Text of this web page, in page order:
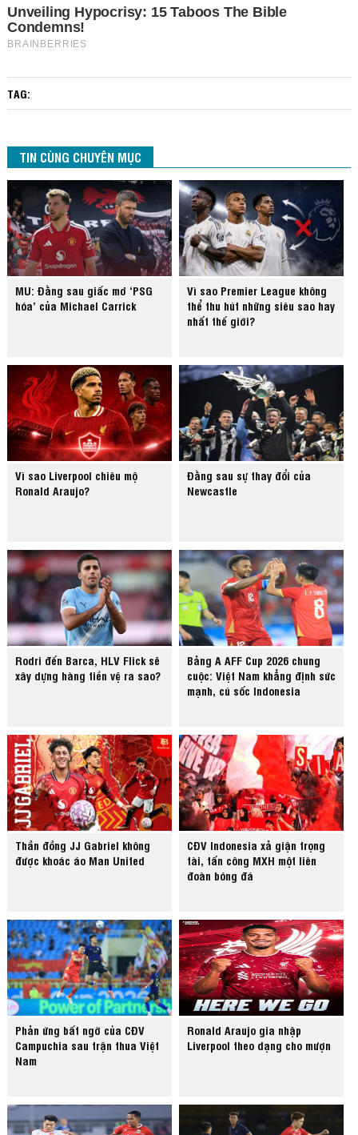
TAG:
TIN CÙNG CHUYÊN MỤC
MU: Đằng sau giấc mơ ‘PSG
hóa’ của Michael Carrick
Vì sao Premier League không
thể thu hút những siêu sao hay
nhất thế giới?
Vì sao Liverpool chiêu mộ
Ronald Araujo?
Đằng sau sự thay đổi của
Newcastle
Rodri đến Barca, HLV Flick sẽ
xây dựng hàng tiền vệ ra sao?
Bảng A AFF Cup 2026 chung
cuộc: Việt Nam khẳng định sức
mạnh, cú sốc Indonesia
Thần đồng JJ Gabriel không
được khoác áo Man United
CĐV Indonesia xả giận trọng
tài, tấn công MXH một liên
đoàn bóng đá
Phản ứng bất ngờ của CĐV
Campuchia sau trận thua Việt
Nam
Ronald Araujo gia nhập
Liverpool theo dạng cho mượn